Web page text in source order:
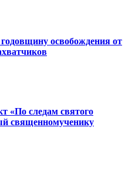
освобождения от
«По следам святого
священномученику